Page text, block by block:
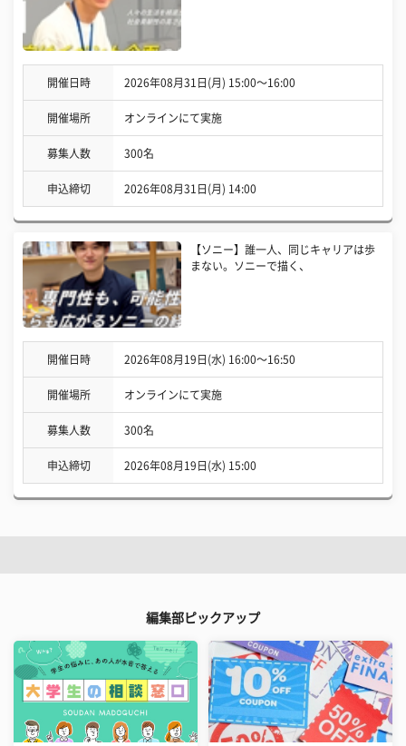
開催日時 2026年08月31日(月) 15:00〜16:00
開催場所 オンラインにて実施
募集人数 300名
申込締切 2026年08月31日(月) 14:00
【ソニー】誰一人、同じキャリアは歩
まない。ソニーで描く、
開催日時 2026年08月19日(水) 16:00〜16:50
開催場所 オンラインにて実施
募集人数 300名
申込締切 2026年08月19日(水) 15:00
編集部ピックアップ